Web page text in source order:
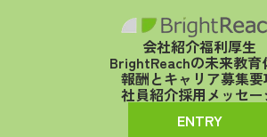
会社紹介福利厚生
BrightReachの未来教育
報酬とキャリア募集要
社員紹介採用メッセー
ENTRY